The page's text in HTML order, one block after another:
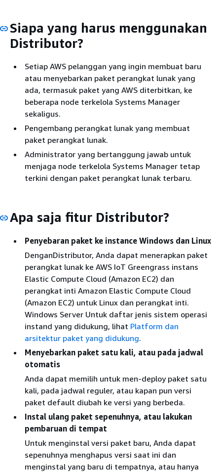
Siapa yang harus menggunakan
Distributor?
Setiap AWS pelanggan yang ingin membuat baru
atau menyebarkan paket perangkat lunak yang
ada, termasuk paket yang AWS diterbitkan, ke
beberapa node terkelola Systems Manager
sekaligus.
Pengembang perangkat lunak yang membuat
paket perangkat lunak.
Administrator yang bertanggung jawab untuk
menjaga node terkelola Systems Manager tetap
terkini dengan paket perangkat lunak terbaru.
Apa saja fitur Distributor?
Penyebaran paket ke instance Windows dan Linux
DenganDistributor, Anda dapat menerapkan paket
perangkat lunak ke AWS IoT Greengrass instans
Elastic Compute Cloud (Amazon EC2) dan
perangkat inti Amazon Elastic Compute Cloud
(Amazon EC2) untuk Linux dan perangkat inti.
Windows Server Untuk daftar jenis sistem operasi
instand yang didukung, lihat Platform dan
arsitektur paket yang didukung.
Menyebarkan paket satu kali, atau pada jadwal
otomatis
Anda dapat memilih untuk men-deploy paket satu
kali, pada jadwal reguler, atau kapan pun versi
paket default diubah ke versi yang berbeda.
Instal ulang paket sepenuhnya, atau lakukan
pembaruan di tempat
Untuk menginstal versi paket baru, Anda dapat
sepenuhnya menghapus versi saat ini dan
menginstal yang baru di tempatnya, atau hanya